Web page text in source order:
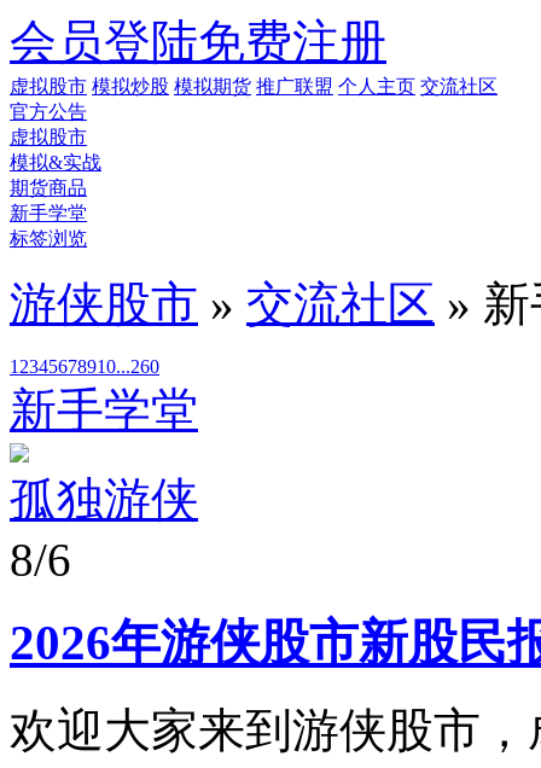
会员登陆免费注册
虚拟股市 模拟炒股 模拟期货 推广联盟 个人主页 交流社区
官方公告
虚拟股市
模拟&实战
期货商品
新手学堂
标签浏览
游侠股市 » 交流社区 »
1 2345678910...260
新手学堂
孤独游侠
8/6
2026年游侠股市新股民
欢迎大家来到游侠股市